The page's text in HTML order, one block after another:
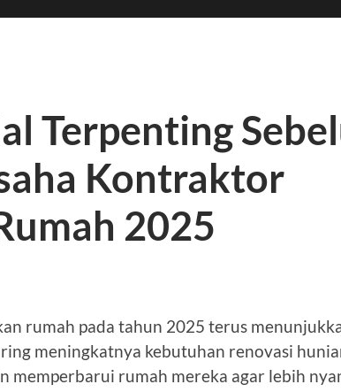
Terpenting
Kontraktor
2025
rumah pada tahun 2025 terus
meningkatnya kebutuhan renovasi
memperbarui rumah mereka agar lebih